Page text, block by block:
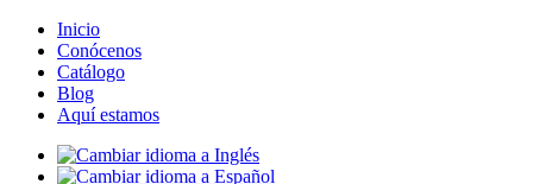
Inicio
Conócenos
Catálogo
Blog
Aquí estamos